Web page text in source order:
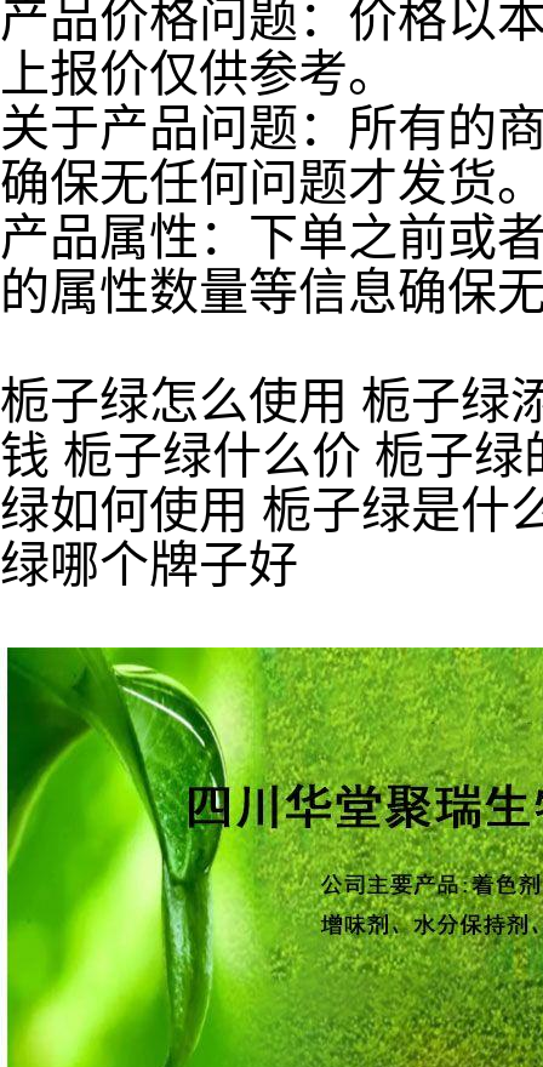
产品价格问题：价格以
上报价仅供参考。
关于产品问题：所有的
确保无任何问题才发货
产品属性：下单之前或
的属性数量等信息确保
栀子绿怎么使用 栀子绿
钱 栀子绿什么价 栀子
绿如何使用 栀子绿是什
绿哪个牌子好